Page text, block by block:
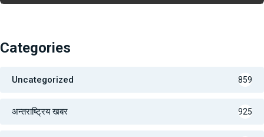
Categories
Uncategorized 859
अन्तराष्ट्रिय खबर 925